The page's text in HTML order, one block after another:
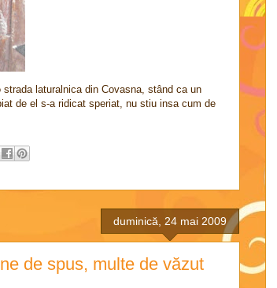
laturalnica din Covasna, stând ca un
de el s-a ridicat speriat, nu stiu insa cum de
duminică, 24 mai 2009
de spus, multe de văzut